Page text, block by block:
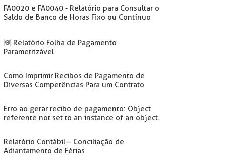
FA0020 e FA0040 - Relatório para Consultar o
Saldo de Banco de Horas Fixo ou Contínuo
🆕️ Relatório Folha de Pagamento
Parametrizável
Como Imprimir Recibos de Pagamento de
Diversas Competências Para um Contrato
Erro ao gerar recibo de pagamento: Object
referente not set to an instance of an object.
Relatório Contábil – Conciliação de
Adiantamento de Férias